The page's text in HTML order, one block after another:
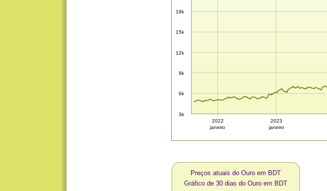
3k
6k
9k
12k
15k
18k
2022
janeiro
2023
janeiro
Preços atuais do Ouro em BDT
Gráfico de 30 dias do Ouro em BDT